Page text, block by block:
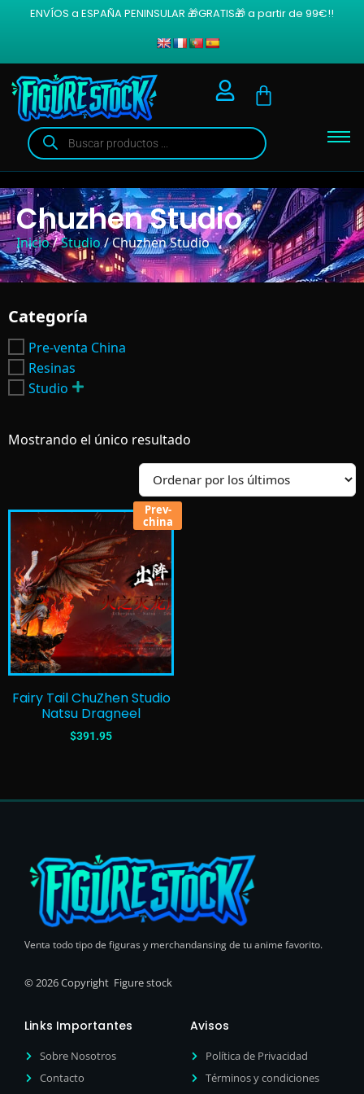
ENVÍOS a ESPAÑA PENINSULAR 🎁GRATIS🎁 a partir de 99€!!
Chuzhen Studio
Inicio/Studio/ Chuzhen Studio
Categoría
Pre-venta China
Resinas
Studio
Mostrando el único resultado
Prev-
china
Fairy Tail ChuZhen Studio
Natsu Dragneel
$391.95
Venta todo tipo de figuras y merchandansing de tu anime favorito.
© 2026 Copyright Figure stock
Links Importantes
Sobre Nosotros
Contacto
Avisos
Política de Privacidad
Términos y condiciones